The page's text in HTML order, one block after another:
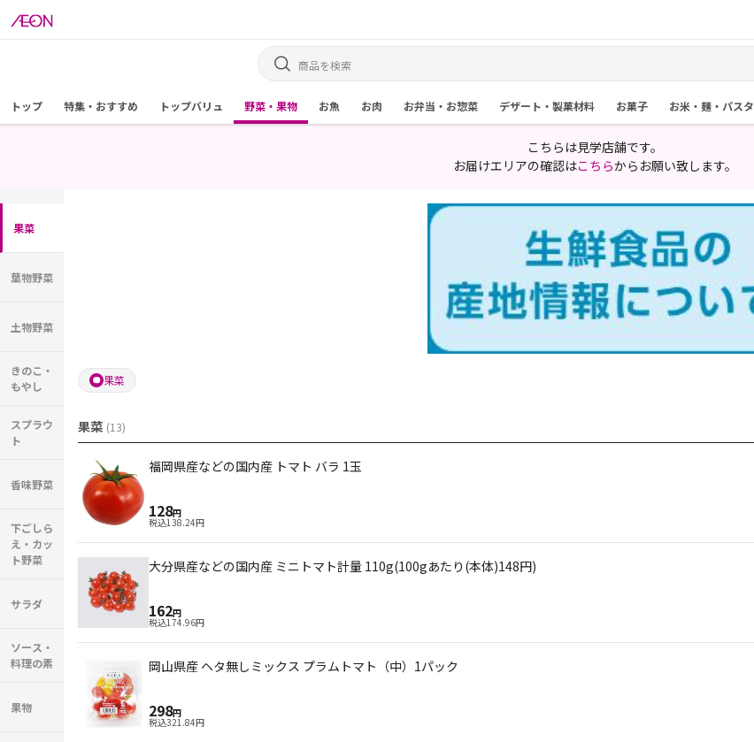
トップ 特集・おすすめ トップバリュ 野菜・果物 お魚 お肉 お弁当・お惣菜 デザート・製菓材料 お菓子 お米・麺・パスタ
こちらは見学店舗です。
お届けエリアの確認はこちらからお願い致します。
果菜
葉物野菜
土物野菜
きのこ・
もやし
スプラウ
ト
香味野菜
下ごしら
え・カッ
ト野菜
サラダ
ソース・
料理の素
果物
果菜
果菜 (13)
福岡県産などの国内産 トマト バラ 1玉
128円
税込138.24円
大分県産などの国内産 ミニトマト計量 110g(100gあたり(本体)148円)
162円
税込174.96円
岡山県産 ヘタ無しミックス プラムトマト（中）1パック
298円
税込321.84円